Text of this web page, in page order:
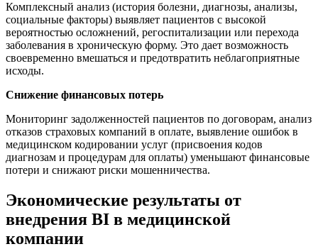
Комплексный анализ (история болезни, диагнозы, анализы,
социальные факторы) выявляет пациентов с высокой
вероятностью осложнений, регоспитализации или перехода
заболевания в хроническую форму. Это дает возможность
своевременно вмешаться и предотвратить неблагоприятные
исходы.
Снижение финансовых потерь
Мониторинг задолженностей пациентов по договорам, анализ
отказов страховых компаний в оплате, выявление ошибок в
медицинском кодировании услуг (присвоения кодов
диагнозам и процедурам для оплаты) уменьшают финансовые
потери и снижают риски мошенничества.
Экономические результаты от
внедрения BI в медицинской
компании